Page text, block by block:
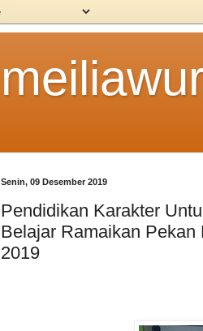
Senin, 09 Desember 2019
Pendidikan Karakter
Belajar Ramaikan
2019